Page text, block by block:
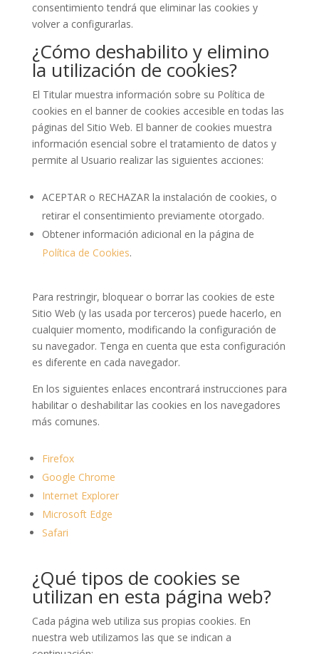
consentimiento tendrá que eliminar las cookies y
volver a configurarlas.
¿Cómo deshabilito y elimino
la utilización de cookies?
El Titular muestra información sobre su Política de
cookies en el banner de cookies accesible en todas las
páginas del Sitio Web. El banner de cookies muestra
información esencial sobre el tratamiento de datos y
permite al Usuario realizar las siguientes acciones:
ACEPTAR o RECHAZAR la instalación de cookies, o
retirar el consentimiento previamente otorgado.
Obtener información adicional en la página de
Política de Cookies.
Para restringir, bloquear o borrar las cookies de este
Sitio Web (y las usada por terceros) puede hacerlo, en
cualquier momento, modificando la configuración de
su navegador. Tenga en cuenta que esta configuración
es diferente en cada navegador.
En los siguientes enlaces encontrará instrucciones para
habilitar o deshabilitar las cookies en los navegadores
más comunes.
Firefox
Google Chrome
Internet Explorer
Microsoft Edge
Safari
¿Qué tipos de cookies se
utilizan en esta página web?
Cada página web utiliza sus propias cookies. En
nuestra web utilizamos las que se indican a